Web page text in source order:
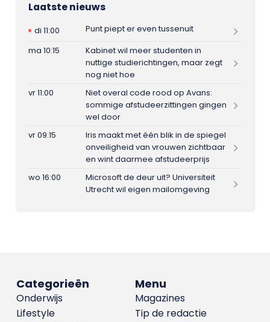
Laatste nieuws
di 11:00
Punt piept er even tussenuit
ma 10:15
Kabinet wil meer studenten in
nuttige studierichtingen, maar zegt
nog niet hoe
vr 11:00
Niet overal code rood op Avans:
sommige afstudeerzittingen gingen
wel door
vr 09:15
Iris maakt met één blik in de spiegel
onveiligheid van vrouwen zichtbaar
en wint daarmee afstudeerprijs
wo 16:00
Microsoft de deur uit? Universiteit
Utrecht wil eigen mailomgeving
Menu
Magazines
Tip de redactie
Categorieën
Onderwijs
Lifestyle